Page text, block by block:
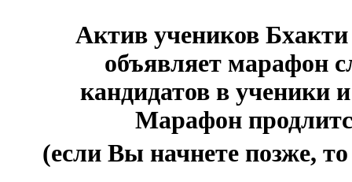
Актив учеников
объявляет марафон
кандидатов в ученики
Марафон
(если Вы начнете позже,